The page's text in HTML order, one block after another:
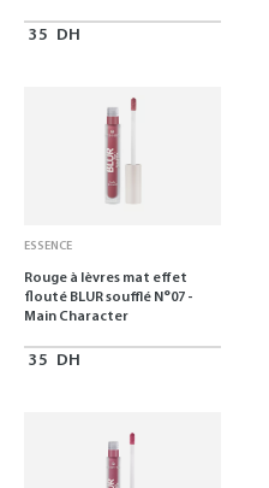
35 DH
ESSENCE
Rouge à lèvres mat effet
flouté BLUR soufflé N°07 -
Main Character
35 DH